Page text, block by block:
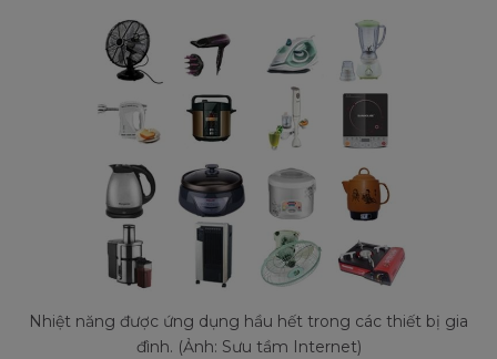
Nhiệt năng được ứng dụng hầu hết trong các thiết bị gia
đình. (Ảnh: Sưu tầm Internet)